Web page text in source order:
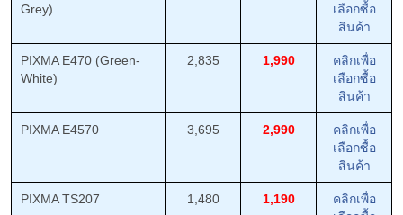
Grey)
เลือกซื้อ
สินค้า
PIXMA E470 (Green-
White)
2,835 1,990
คลิกเพื่อ
เลือกซื้อ
สินค้า
PIXMA E4570 3,695 2,990
คลิกเพื่อ
เลือกซื้อ
สินค้า
PIXMA TS207 1,480 1,190
คลิกเพื่อ